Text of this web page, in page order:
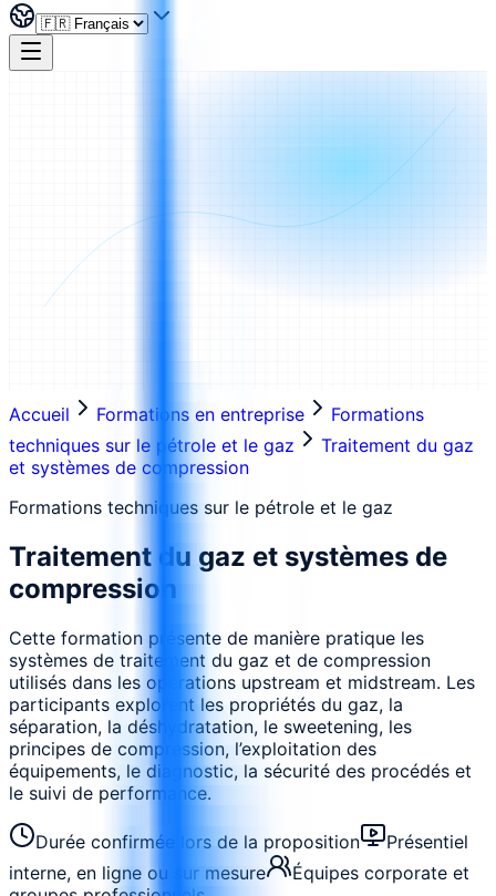
Accueil Formations en entreprise
Formations
techniques sur le pétrole et le gaz
Traitement du gaz
et systèmes de compression
Formations techniques sur le pétrole et le gaz
Traitement du gaz et systèmes de
compression
Cette formation présente de manière pratique les
systèmes de traitement du gaz et de compression
utilisés dans les opérations upstream et midstream. Les
participants explorent les propriétés du gaz, la
séparation, la déshydratation, le sweetening, les
principes de compression, l’exploitation des
équipements, le diagnostic, la sécurité des procédés et
le suivi de performance.
Durée confirmée lors de la proposition
Présentiel
interne, en ligne ou sur mesure
Équipes corporate et